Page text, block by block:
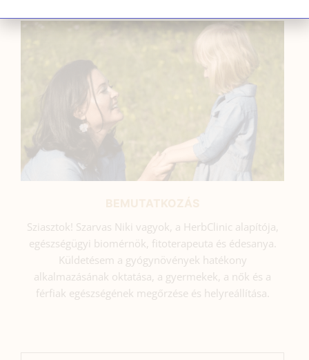
Sziasztok! Szarvas Niki vagyok, a HerbClinic alapítója,
egészségügyi biomérnök, fitoterapeuta és édesanya.
Küldetésem a gyógynövények hatékony
alkalmazásának oktatása, a gyermekek, a nők és a
férfiak egészségének megőrzése és helyreállítása.